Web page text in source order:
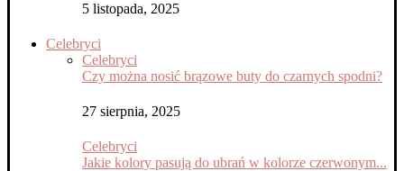
5 listopada, 2025
Celebryci
Celebryci
Czy można nosić brązowe buty do czarnych spodni?
27 sierpnia, 2025
Celebryci
Jakie kolory pasują do ubrań w kolorze czerwonym...